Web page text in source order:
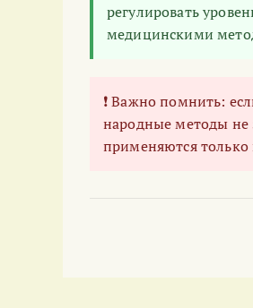
регулировать
медицинскими
❗ Важно помнить:
народные методы не
применяются